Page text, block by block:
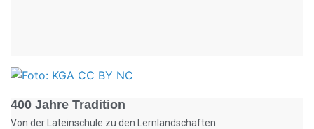
400 Jahre Tradition
Von der Lateinschule zu den Lernlandschaften